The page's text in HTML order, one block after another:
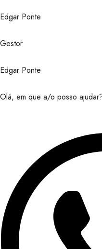
Edgar Ponte
Gestor
Edgar Ponte
Olá, em que a/o posso